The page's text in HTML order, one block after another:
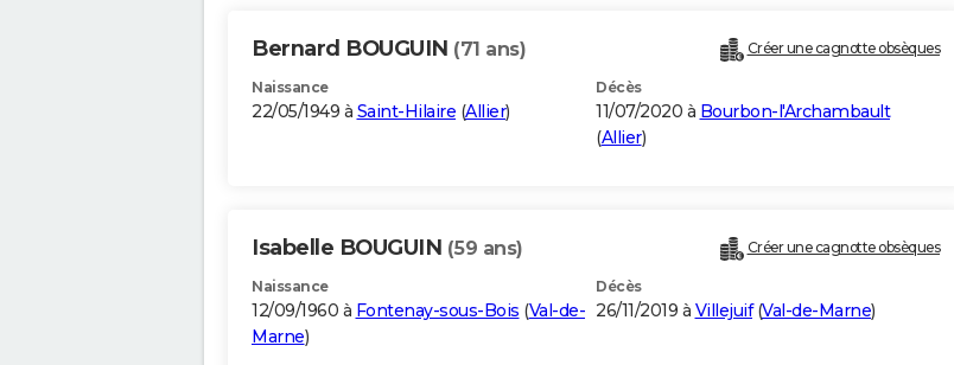
Bernard BOUGUIN (71 ans) Créer une cagnotte obsèques
Naissance
22/05/1949 à Saint-Hilaire (Allier)
Décès
11/07/2020 à Bourbon-l'Archambault
(Allier)
Isabelle BOUGUIN (59 ans) Créer une cagnotte obsèques
Naissance
12/09/1960 à Fontenay-sous-Bois (Val-de-
Marne)
Décès
26/11/2019 à Villejuif(Val-de-Marne)